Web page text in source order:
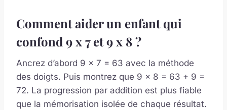
Comment aider un enfant qui
confond 9 x 7 et 9 x 8 ?
Ancrez d’abord 9 x 7 = 63 avec la méthode
des doigts. Puis montrez que 9 x 8 = 63 + 9 =
72. La progression par addition est plus fiable
que la mémorisation isolée de chaque résultat.